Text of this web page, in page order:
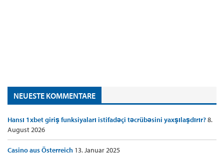
NEUESTE KOMMENTARE
Hansı 1xbet giriş funksiyaları istifadəçi təcrübəsini yaxşılaşdırır?8.
August 2026
Casino aus Österreich 13. Januar 2025